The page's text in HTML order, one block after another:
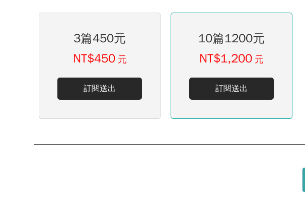
3篇450元
NT$450 元
訂閱送出
10篇1200元
NT$1,200 元
訂閱送出